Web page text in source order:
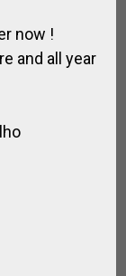
now !
and all year